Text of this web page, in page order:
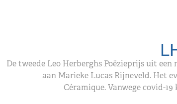
De tweede Leo Herberghs Poëzieprijs uit
aan Marieke Lucas Rijneveld. Het
Céramique. Vanwege covid-